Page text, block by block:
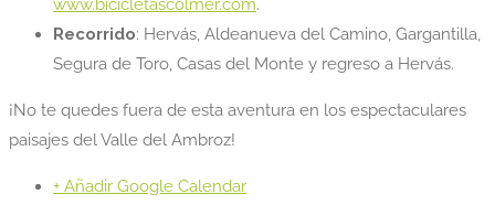
www.bicicletascolmer.com.
Recorrido: Hervás, Aldeanueva del Camino, Gargantilla,
Segura de Toro, Casas del Monte y regreso a Hervás.
¡No te quedes fuera de esta aventura en los espectaculares
paisajes del Valle del Ambroz!
+ Añadir Google Calendar